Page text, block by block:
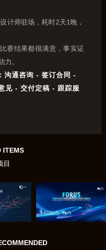
计师驻场，耗时2天1晚，
赛结果都很满意，事实证
力。
沟通咨询 - 签订合同 -
见 - 交付定稿 - 跟踪服
ITEMS
目